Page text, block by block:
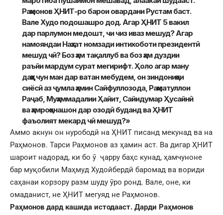
Раҳмонов ҲНИТ-ро барои овардани Рустам баст.
Вале Худо подошашро дод. Агар ҲНИТ 5 вакил
дар парлумон медошт, чи чиз иваз мешуд? Агар
намояндаи Наҳзат номзади интихоботи президентӣ
мешуд чӣ? Боз ҳам тақаллуб ва боз ҳам дуздии
раъйи мардум сурат мегирифт. Ҳоло агар ману
даҳҳо чун ман дар ватан мебудем, он зиндониҳои
сиёсӣ аз ҷумла ҳамин Сайфуллозода, Раҳматуллои
Раҷаб, Муҳаммадалии Ҳайит, Сайидумар Ҳусайнӣ
ва ҳамроҳонашон дар озодӣ буданд ва ҲНИТ
фаъолият мекард чӣ мешуд?»
Аммо акнун он нурободӣ на ҲНИТ писанд мекунад ва на
Раҳмонов. Тарси Раҳмонов аз ҳамин аст. Ва дигар ҲНИТ
шароит надорад, ки бо ӯ ҷарру баҳс кунад, ҳамчуноне
бар муқобили Маҳмуд Худойбердӣ баромад ва вориди
саҳанаи корзору разм шуду ӯро ронд. Вале, оне, ки
омаданист, не ҲНИТ мегуяд не Раҳмонов.
Раҳмонов дард кашида истодааст. Дарди Раҳмонов